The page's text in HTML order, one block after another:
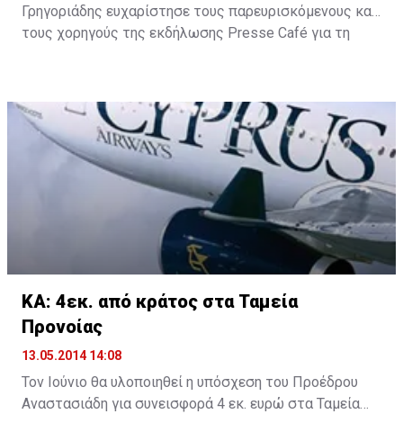
Γρηγοριάδης ευχαρίστησε τους παρευρισκόμενους και
τους χορηγούς της εκδήλωσης Presse Café για τη
Podilates.com για την προσφορά δωρεάν ποδηλάτων,
την QUATRI FUN για τα τετράκυκλα ποδήλατα και
ηλεκτρικά σκουτεράκια, τα οποία απόλαυσαν μικροί
και μεγάλοι και την ασφαλιστική Υδρόγειος για την
ενημέρωση αναφορικά με το νέο ασφαλιστικό πακέτο
που αφορά τους ποδηλάτες.
ΚΑ: 4εκ. από κράτος στα Ταμεία
Προνοίας
13.05.2014 14:08
Τον Ιούνιο θα υλοποιηθεί η υπόσχεση του Προέδρου
Αναστασιάδη για συνεισφορά 4 εκ. ευρώ στα Ταμεία